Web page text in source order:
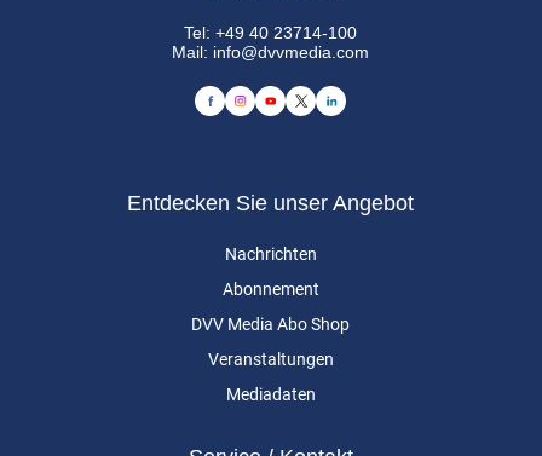
Tel:+49 40 23714-100
Mail: info@dvvmedia.com
Entdecken Sie unser Angebot
Nachrichten
Abonnement
DVV Media Abo Shop
Veranstaltungen
Mediadaten